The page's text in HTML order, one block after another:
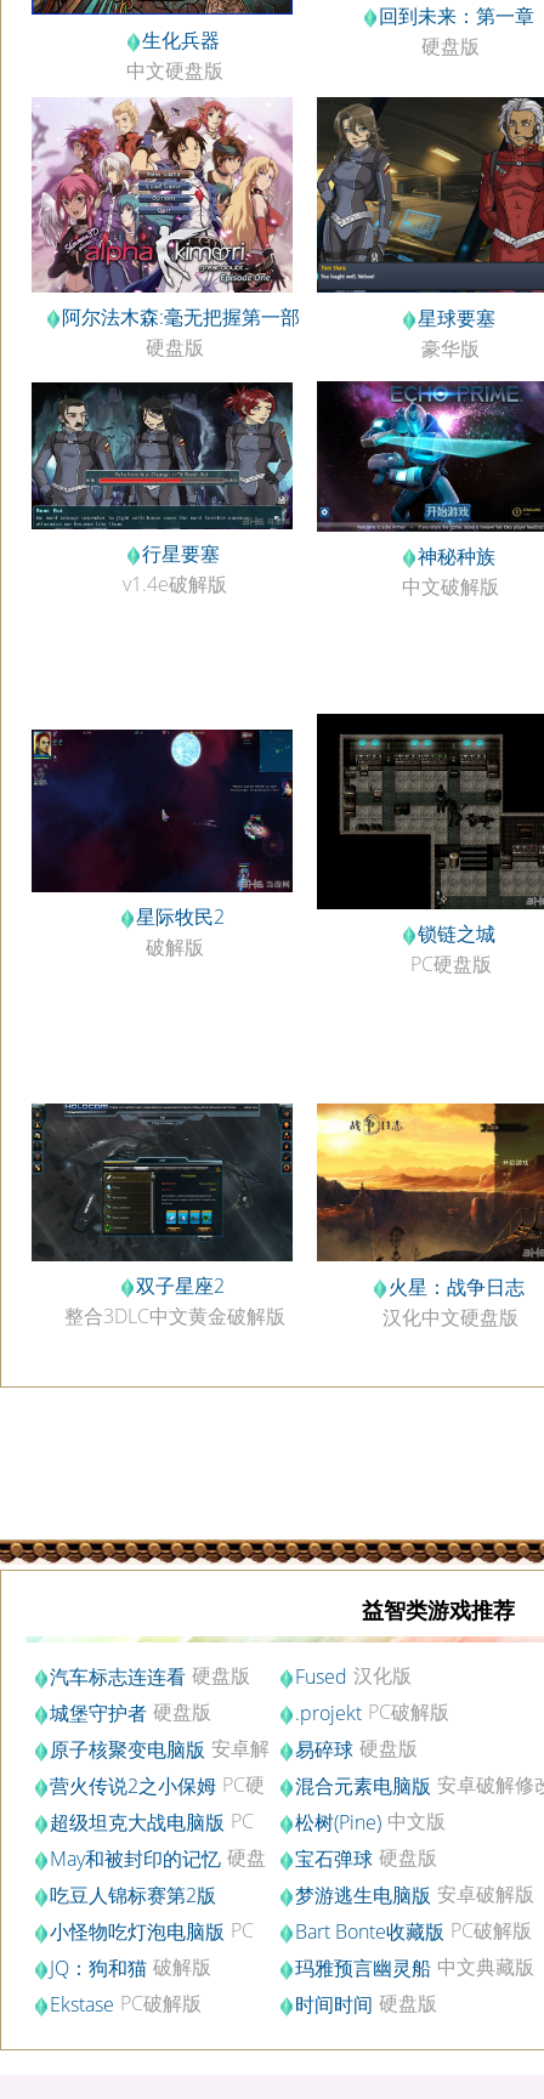
生化兵器
中文硬盘版
回到未来：第一章
硬盘版
阿尔法木森:毫无把握第一部
硬盘版
星球要塞
豪华版
行星要塞
v1.4e破解版
神秘种族
中文破解版
星际牧民2
破解版
锁链之城
PC硬盘版
双子星座2
整合3DLC中文黄金破解版
火星：战争日志
汉化中文硬盘版
益智类游戏推荐
汽车标志连连看 硬盘版 Fused 汉化版
城堡守护者 硬盘版 .projekt PC破解版
原子核聚变电脑版 安卓解
锁版v1.1
易碎球 硬盘版
营火传说2之小保姆 PC硬
盘版
混合元素电脑版 安卓破解修
金币版v2.0.0
超级坦克大战电脑版 PC
完整版v2.0
松树(Pine) 中文版
May和被封印的记忆 硬盘
版
宝石弹球 硬盘版
吃豆人锦标赛第2版
梦游逃生电脑版 安卓破解版
v1.0.3
小怪物吃灯泡电脑版 PC
安卓版v1.2.3
Bart Bonte收藏版 PC破解版
JQ：狗和猫 破解版 玛雅预言幽灵船 中文典藏版
Ekstase PC破解版 时间时间 硬盘版